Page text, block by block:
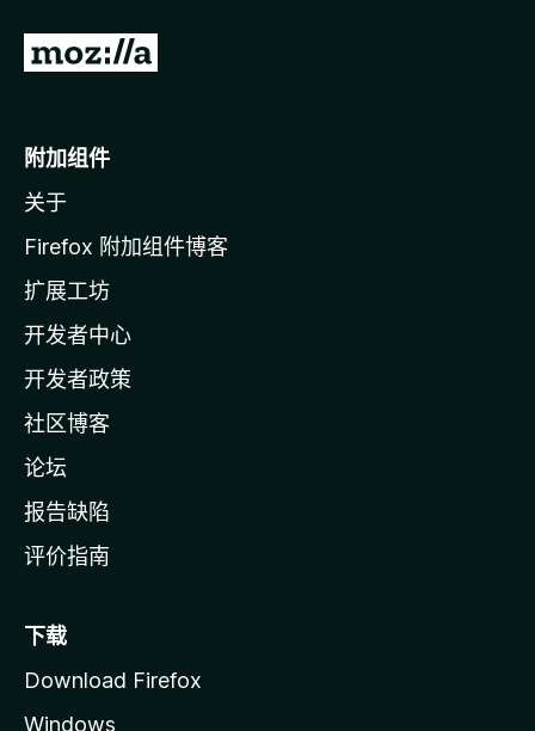
转
o
i
l
a
主
页
附加组件
关于
Firefox 附加组件博客
扩展工坊
开发者中心
开发者政策
社区博客
论坛
报告缺陷
评价指南
下载
Download Firefox
Windows